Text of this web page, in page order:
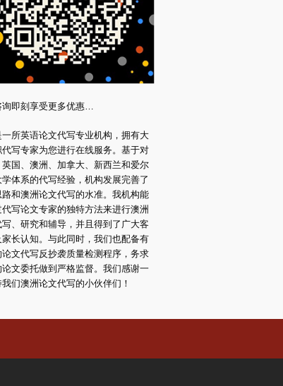
即刻享受更多优惠…
一所英语论文代写专业机构，拥有大
代写专家为您进行在线服务。基于对
英国、澳洲、加拿大、新西兰和爱尔
学体系的代写经验，机构发展完善了
路和澳洲论文代写的水准。我机构能
写论文专家的独特方法来进行澳洲
写、研究和辅导，并且得到了广大客
家长认知。与此同时，我们也配备有
论文代写反抄袭质量检测程序，务求
论文委托做到严格监督。我们感谢一
们澳洲论文代写的小伙伴们！